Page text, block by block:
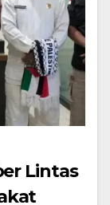
Lintas